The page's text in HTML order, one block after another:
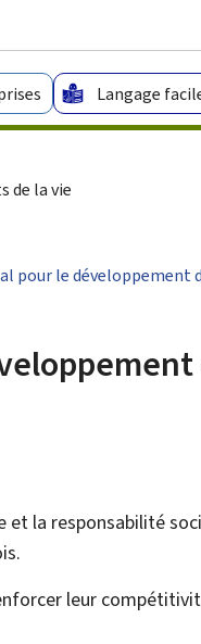
Langage
de la vie
pour le développement
la responsabilité
leur